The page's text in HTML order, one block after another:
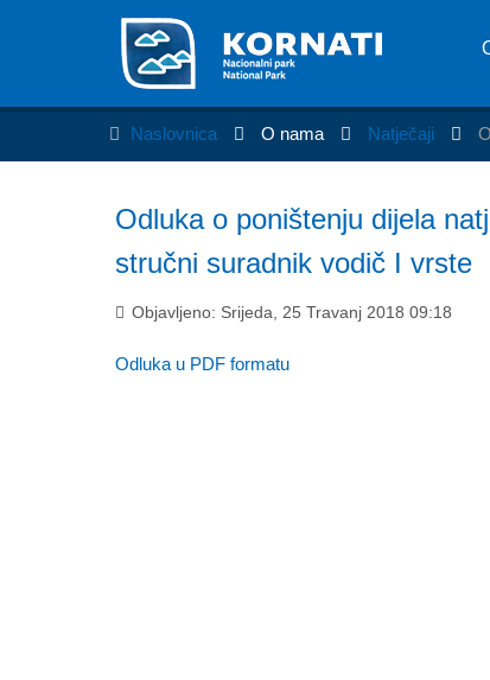
Naslovnica O nama Natječaji
Odluka o poništenju dijela
stručni suradnik vodič I vrste
Objavljeno: Srijeda, 25 Travanj 2018 09:18
Odluka u PDF formatu